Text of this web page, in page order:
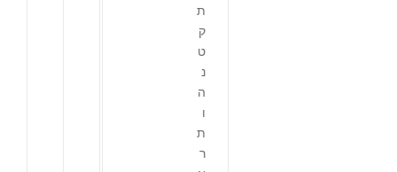
ת
ק
ט
נ
ה
ו
ת
ר